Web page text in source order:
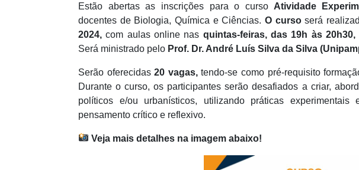
Estão abertas as inscrições para o curso Atividade
docentes de Biologia, Química e Ciências. O cursoserá
2024, com aulas online nas quintas-feiras, das 19h às 20h30,
Será ministrado pelo Prof. Dr. André Luís Silva da Silva
Serão oferecidas20 vagas,tendo-se como pré-requisito
Durante o curso, os participantes serão desafiados a criar,
políticos e/ou urbanísticos, utilizando práticas
pensamento crítico e reflexivo.
Veja mais detalhes na imagem abaixo!